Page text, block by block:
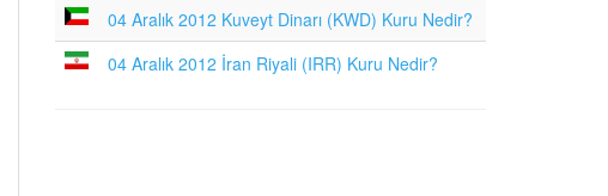
04 Aralık 2012 Kuveyt Dinarı (KWD) Kuru Nedir?
04 Aralık 2012 İran Riyali (IRR) Kuru Nedir?